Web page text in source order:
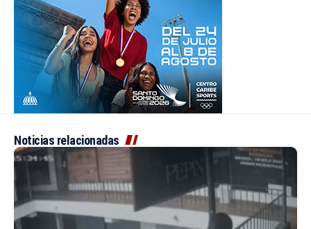
Noticias relacionadas